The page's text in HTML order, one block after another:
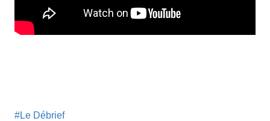
#Le Débrief